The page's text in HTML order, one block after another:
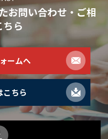
お問い合わせ・ご相
ちら
ームへ
こちら